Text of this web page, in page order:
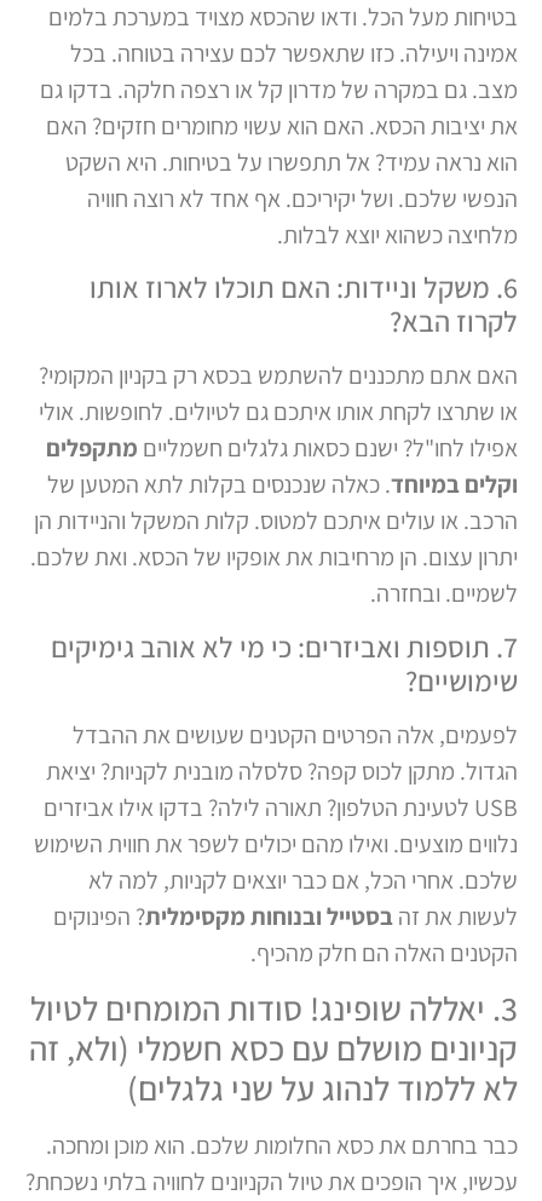
בטיחות מעל הכל. ודאו שהכסא מצויד במערכת בלמים
אמינה ויעילה. כזו שתאפשר לכם עצירה בטוחה. בכל
מצב. גם במקרה של מדרון קל או רצפה חלקה. בדקו גם
את יציבות הכסא. האם הוא עשוי מחומרים חזקים? האם
הוא נראה עמיד? אל תתפשרו על בטיחות. היא השקט
הנפשי שלכם. ושל יקיריכם. אף אחד לא רוצה חוויה
מלחיצה כשהוא יוצא לבלות.
6. משקל וניידות: האם תוכלו לארוז אותו
לקרוז הבא?
האם אתם מתכננים להשתמש בכסא רק בקניון המקומי?
או שתרצו לקחת אותו איתכם גם לטיולים. לחופשות. אולי
אפילו לחו"ל? ישנם כסאות גלגלים חשמלייםמתקפלים
וקלים במיוחד. כאלה שנכנסים בקלות לתא המטען של
הרכב. או עולים איתכם למטוס. קלות המשקל והניידות הן
יתרון עצום. הן מרחיבות את אופקיו של הכסא. ואת שלכם.
לשמיים. ובחזרה.
7. תוספות ואביזרים: כי מי לא אוהב גימיקים
שימושיים?
לפעמים, אלה הפרטים הקטנים שעושים את ההבדל
הגדול. מתקן לכוס קפה? סלסלה מובנית לקניות? יציאת
USB לטעינת הטלפון? תאורה לילה? בדקו אילו אביזרים
נלווים מוצעים. ואילו מהם יכולים לשפר את חווית השימוש
שלכם. אחרי הכל, אם כבר יוצאים לקניות, למה לא
לעשות את זהבסטייל ובנוחות מקסימלית? הפינוקים
הקטנים האלה הם חלק מהכיף.
3. יאללה שופינג! סודות המומחים לטיול
קניונים מושלם עם כסא חשמלי (ולא, זה
לא ללמוד לנהוג על שני גלגלים)
כבר בחרתם את כסא החלומות שלכם. הוא מוכן ומחכה.
עכשיו, איך הופכים את טיול הקניונים לחוויה בלתי נשכחת?